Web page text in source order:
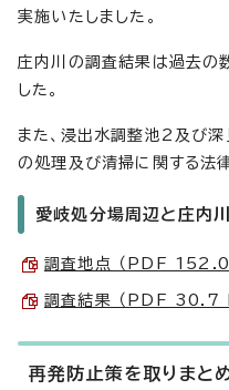
実施いたしました。
庄内川の調査結果は過去の
した。
また、浸出水調整池2及び深
の処理及び清掃に関する法
愛岐処分場周辺と庄内
調査地点 （PDF 152.0
調査結果 （PDF 30.7
再発防止策を取りまと